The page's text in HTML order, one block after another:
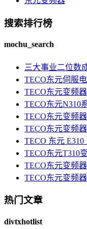
搜索排行榜
mochu_search
三大事业二位数
TECO东元伺服
TECO东元变频
TECO东元N310
TECO东元变频
TECO东元变频
TECO 东元
TECO东元T310
TECO东元变频
TECO东元变频
热门文章
divtxhotlist